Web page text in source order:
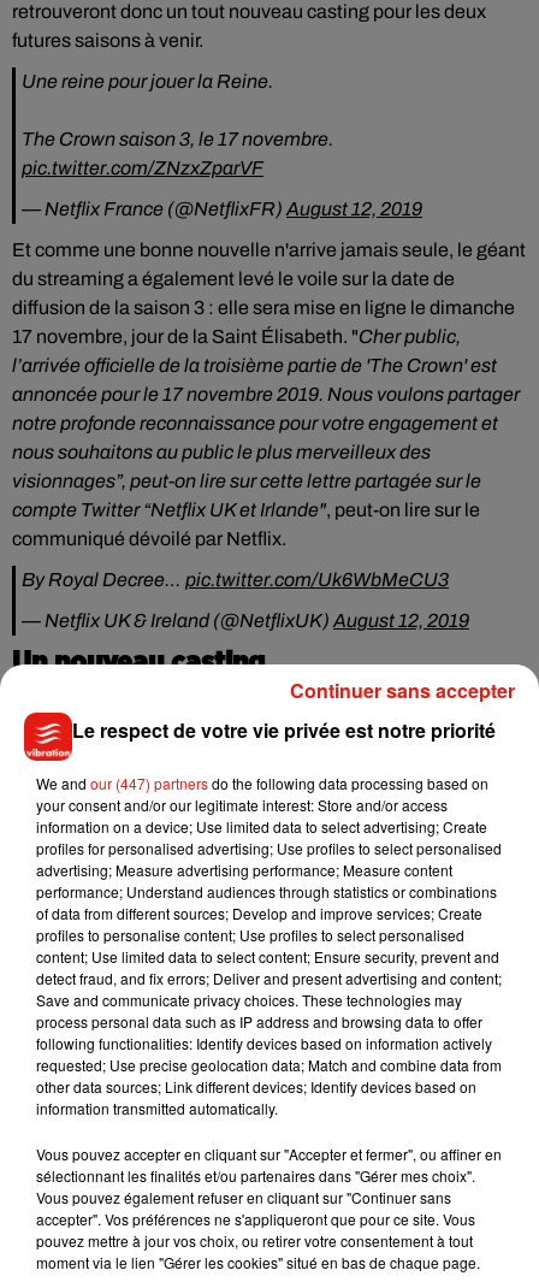
retrouveront donc un tout nouveau casting pour les deux
futures saisons à venir.
Une reine pour jouer la Reine.
The Crown saison 3, le 17 novembre.
pic.twitter.com/ZNzxZparVF
— Netflix France (@NetflixFR) August 12, 2019
Et comme une bonne nouvelle n'arrive jamais seule, le géant
du streaming a également levé le voile sur la date de
diffusion de la saison 3 : elle sera mise en ligne le dimanche
17 novembre, jour de la Saint Élisabeth. "Cher public,
l’arrivée officielle de la troisième partie de 'The Crown' est
annoncée pour le 17 novembre 2019. Nous voulons partager
notre profonde reconnaissance pour votre engagement et
nous souhaitons au public le plus merveilleux des
visionnages”, peut-on lire sur cette lettre partagée sur le
compte Twitter “Netflix UK et Irlande", peut-on lire sur le
communiqué dévoilé par Netflix.
By Royal Decree… pic.twitter.com/Uk6WbMeCU3
— Netflix UK & Ireland (@NetflixUK) August 12, 2019
Un nouveau casting
Pour les saisons 3 et 4 de
a donc été revu : aux côtés de l'actrice oscarisée pour son
par Tobias Menzies (Game of Thrones) alors qu'il était
jusqu’ici par Matt Smith, Helena Bonham Carter prête ses
traits à la princesse Margaretà la place de Vanessa Kirby,
tandis que Ben Daniels porte l'appareil photo de Matthew
Goode, alias Lord Snowdon.Cette nouvelle saison très
attendue introduira le personnage de Camilla Shand, plus
connue aujourd’hui sous le nom de Camilla Parker Bowles.
La femme du prince Charles sera jouée par Emerald Fennell,
tandis que la jeune actrice Emma Corrin incarnera la
princesse Diana. Mais il faudra attendre la saison 4 pour la
découvrir. Patience !
Musique
Le respect de votre vie privée est notre priorité
We and our (447) partnersdo the following data processing based on
your consent and/or our legitimate interest: Store and/or access
information on a device; Use limited data to select advertising; Create
profiles for personalised advertising; Use profiles to select personalised
advertising; Measure advertising performance; Measure content
performance; Understand audiences through statistics or combinations
of data from different sources; Develop and improve services; Create
profiles to personalise content; Use profiles to select personalised
content; Use limited data to select content; Ensure security, prevent and
detect fraud, and fix errors; Deliver and present advertising and content;
Save and communicate privacy choices. These technologies may
process personal data such as IP address and browsing data to offer
following functionalities: Identify devices based on information actively
requested; Use precise geolocation data; Match and combine data from
other data sources; Link different devices; Identify devices based on
information transmitted automatically.
Vous pouvez accepter en cliquant sur "Accepter et fermer", ou affiner en
sélectionnant les finalités et/ou partenaires dans "Gérer mes choix".
Vous pouvez également refuser en cliquant sur "Continuer sans
accepter". Vos préférences ne s'appliqueront que pour ce site. Vous
pouvez mettre à jour vos choix, ou retirer votre consentement à tout
moment via le lien "Gérer les cookies" situé en bas de chaque page.
Continuer sans accepter